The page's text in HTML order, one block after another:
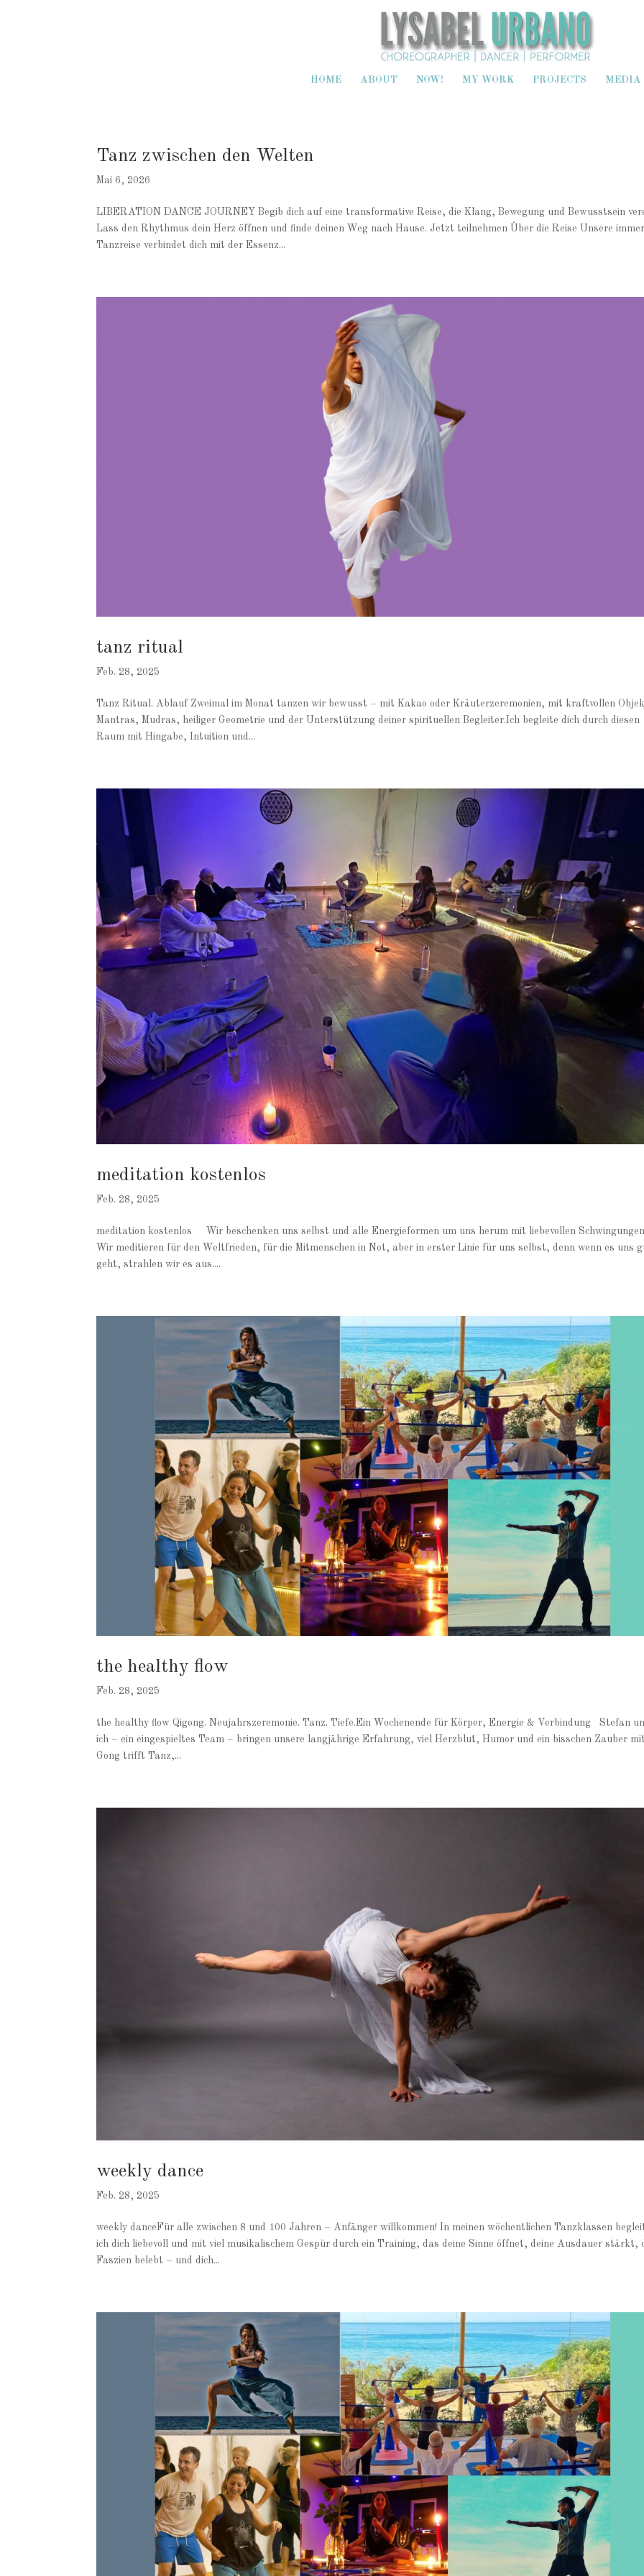
HOME ABOUT NOW! MY WORK PROJECTS MEDIA
Tanz zwischen den Welten
Mai 6, 2026
LIBERATION DANCE JOURNEY Begib dich auf eine transformative Reise, die Klang, Bewegung und Bewusstsein
Lass den Rhythmus dein Herz öffnen und finde deinen Weg nach Hause. Jetzt teilnehmen Über die Reise Unsere
Tanzreise verbindet dich mit der Essenz...
tanz ritual
Feb. 28, 2025
Tanz Ritual. Ablauf Zweimal im Monat tanzen wir bewusst – mit Kakao oder Kräuterzeremonien, mit kraftvollen
Mantras, Mudras, heiliger Geometrie und der Unterstützung deiner spirituellen Begleiter.Ich begleite dich durch diesen
Raum mit Hingabe, Intuition und...
meditation kostenlos
Feb. 28, 2025
meditation kostenlos Wir beschenken uns selbst und alle Energieformen um uns herum mit liebevollen
Wir meditieren für den Weltfrieden, für die Mitmenschen in Not, aber in erster Linie für uns selbst, denn wenn es uns
geht, strahlen wir es aus....
the healthy flow
Feb. 28, 2025
the healthy flow Qigong. Neujahrszeremonie. Tanz. Tiefe.Ein Wochenende für Körper, Energie & Verbindung Stefan
ich – ein eingespieltes Team – bringen unsere langjährige Erfahrung, viel Herzblut, Humor und ein bisschen Zauber
Gong trifft Tanz,...
weekly dance
Feb. 28, 2025
weekly danceFür alle zwischen 8 und 100 Jahren – Anfänger willkommen! In meinen wöchentlichen Tanzklassen
ich dich liebevoll und mit viel musikalischem Gespür durch ein Training, das deine Sinne öffnet, deine Ausdauer stärkt,
Faszien belebt – und dich...